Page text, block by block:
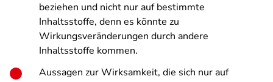
beziehen und nicht nur auf bestimmte
Inhaltsstoffe, denn es könnte zu
Wirkungsveränderungen durch andere
Inhaltsstoffe kommen.
Aussagen zur Wirksamkeit, die sich nur auf